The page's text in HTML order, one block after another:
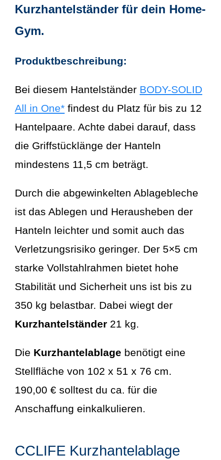
Kurzhantelständer für dein Home-
Gym.
Produktbeschreibung:
Bei diesem Hantelständer BODY-SOLID
All in One* findest du Platz für bis zu 12
Hantelpaare. Achte dabei darauf, dass
die Griffstücklänge der Hanteln
mindestens 11,5 cm beträgt.
Durch die abgewinkelten Ablagebleche
ist das Ablegen und Herausheben der
Hanteln leichter und somit auch das
Verletzungsrisiko geringer. Der 5×5 cm
starke Vollstahlrahmen bietet hohe
Stabilität und Sicherheit uns ist bis zu
350 kg belastbar. Dabei wiegt der
Kurzhantelständer 21 kg.
Die Kurzhantelablage benötigt eine
Stellfläche von 102 x 51 x 76 cm.
190,00 € solltest du ca. für die
Anschaffung einkalkulieren.
CCLIFE Kurzhantelablage